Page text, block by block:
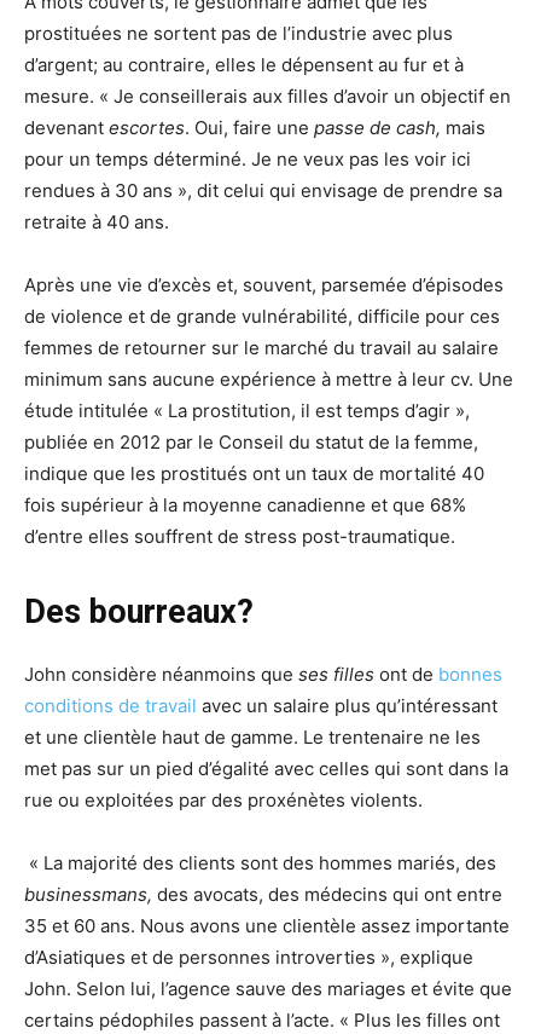
prostituées ne sortent pas de l’industrie avec plus
d’argent; au contraire, elles le dépensent au fur et à
mesure. « Je conseillerais aux filles d’avoir un objectif en
devenant escortes. Oui, faire une passe de cash, mais
pour un temps déterminé. Je ne veux pas les voir ici
rendues à 30 ans », dit celui qui envisage de prendre sa
retraite à 40 ans.
Après une vie d’excès et, souvent, parsemée d’épisodes
de violence et de grande vulnérabilité, difficile pour ces
femmes de retourner sur le marché du travail au salaire
minimum sans aucune expérience à mettre à leur cv. Une
étude intitulée « La prostitution, il est temps d’agir »,
publiée en 2012 par le Conseil du statut de la femme,
indique que les prostitués ont un taux de mortalité 40
fois supérieur à la moyenne canadienne et que 68%
d’entre elles souffrent de stress post-traumatique.
Des bourreaux?
John considère néanmoins que ses filles ont de bonnes
conditions de travail avec un salaire plus qu’intéressant
et une clientèle haut de gamme. Le trentenaire ne les
met pas sur un pied d’égalité avec celles qui sont dans la
rue ou exploitées par des proxénètes violents.
« La majorité des clients sont des hommes mariés, des
businessmans, des avocats, des médecins qui ont entre
35 et 60 ans. Nous avons une clientèle assez importante
d’Asiatiques et de personnes introverties », explique
John. Selon lui, l’agence sauve des mariages et évite que
certains pédophiles passent à l’acte. « Plus les filles ont